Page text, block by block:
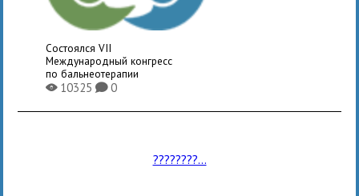
Состоялся VII
Международный конгресс
по бальнеотерапии
X10325K0
????????...